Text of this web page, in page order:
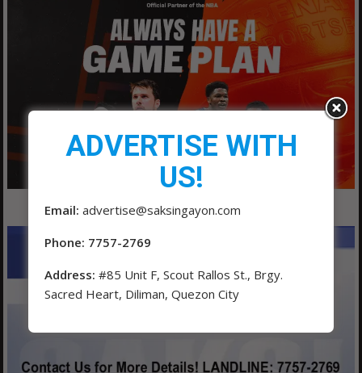
ADVERTISE WITH
US!
Email: advertise@saksingayon.com
Phone: 7757-2769
Address: #85 Unit F, Scout Rallos St., Brgy.
Sacred Heart, Diliman, Quezon City